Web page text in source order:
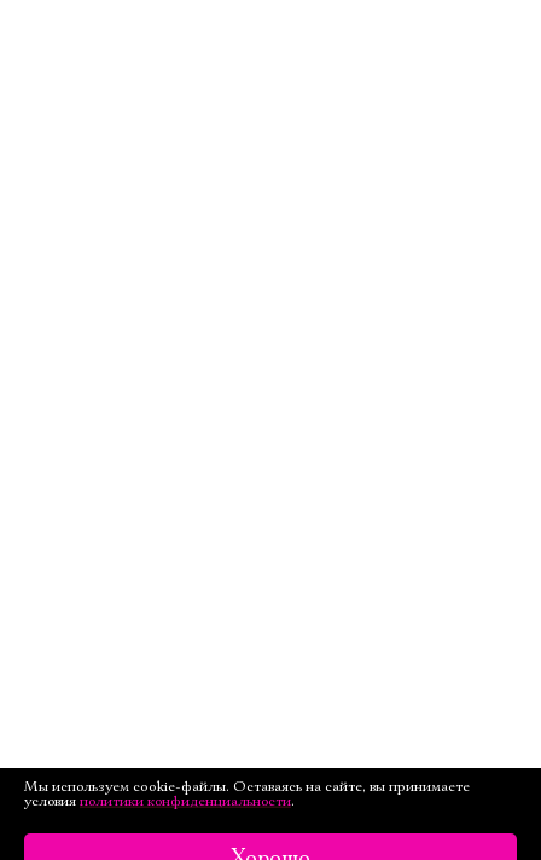
Мы используем cookie-файлы. Оставаясь на сайте, вы принимаете
условия политики конфиденциальности.